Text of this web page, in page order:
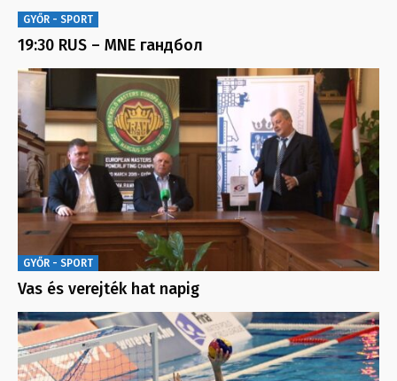
GYŐR - SPORT
19:30 RUS – MNE гандбол
GYŐR - SPORT
Vas és verejték hat napig